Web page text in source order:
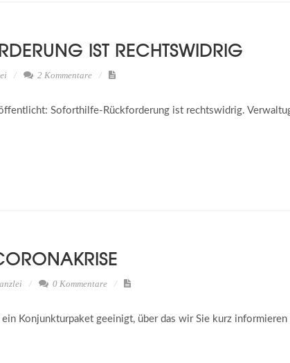
IST RECHTSWIDRIG
2 Kommentare
Soforthilfe-Rückforderung ist rechtswidrig.
0 Kommentare
Konjunkturpaket geeinigt, über das wir Sie kurz informieren